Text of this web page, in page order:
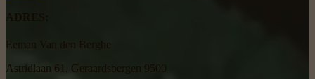
Astridlaan 61, Geraardsbergen 9500